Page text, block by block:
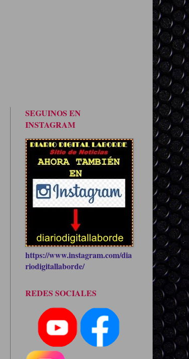
SEGUINOS EN
INSTAGRAM
https://www.instagram.com/dia
riodigitallaborde/
REDES SOCIALES